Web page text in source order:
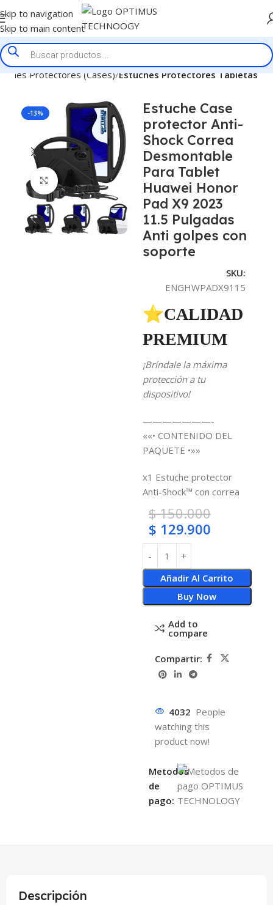
Skip to navigation
Skip to main content
Protectores (Cases) Estuches Protectores Tabletas
-13%
Click to enlarge
Estuche Case
protector Anti-
Shock Correa
Desmontable
Para Tablet
Huawei Honor
Pad X9 2023
11.5 Pulgadas
Anti golpes con
soporte
SKU:
ENGHWPADX9115
⭐CALIDAD
PREMIUM
¡Bríndale la máxima
protección a tu
dispositivo!
———————-
««• CONTENIDO DEL
PAQUETE •»»
x1 Estuche protector
Anti-Shock™ con correa
$150.000
$ 129.900
Añadir Al Carrito
Buy Now
Add to
compare
Compartir:
4032 People
watching this
product now!
Metodos
de
pago:
Descripción